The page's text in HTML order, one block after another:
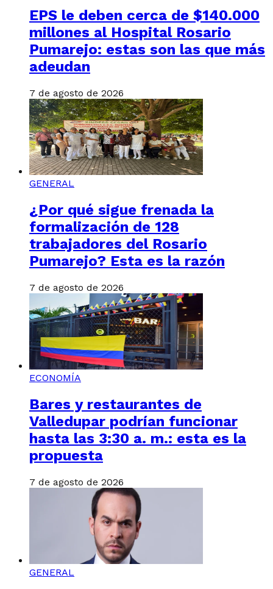
EPS le deben cerca de $140.000
millones al Hospital Rosario
Pumarejo: estas son las que más
adeudan
7 de agosto de 2026
GENERAL
¿Por qué sigue frenada la
formalización de 128
trabajadores del Rosario
Pumarejo? Esta es la razón
7 de agosto de 2026
ECONOMÍA
Bares y restaurantes de
Valledupar podrían funcionar
hasta las 3:30 a. m.: esta es la
propuesta
7 de agosto de 2026
GENERAL